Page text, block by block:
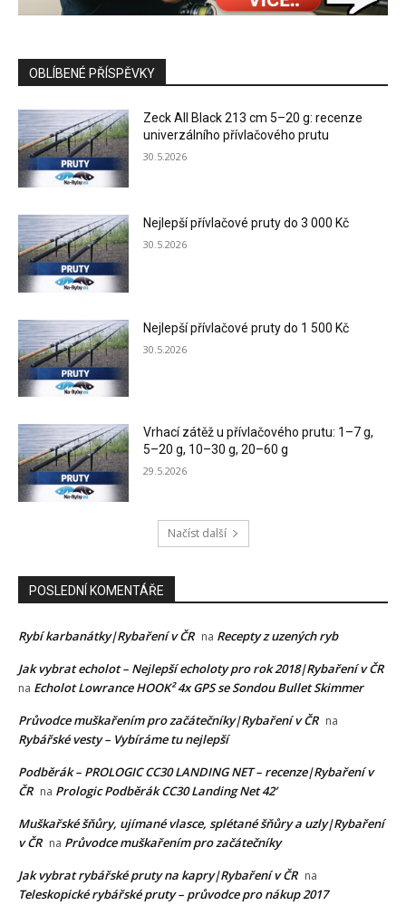
OBLÍBENÉ PŘÍSPĚVKY
Zeck All Black 213 cm 5–20 g: recenze
univerzálního přívlačového prutu
30.5.2026
Nejlepší přívlačové pruty do 3 000 Kč
30.5.2026
Nejlepší přívlačové pruty do 1 500 Kč
30.5.2026
Vrhací zátěž u přívlačového prutu: 1–7 g,
5–20 g, 10–30 g, 20–60 g
29.5.2026
Načíst další
POSLEDNÍ KOMENTÁŘE
Rybí karbanátky|Rybaření v ČR na Recepty z uzených ryb
Jak vybrat echolot – Nejlepší echoloty pro rok 2018|Rybaření v ČR
na Echolot Lowrance HOOK² 4x GPS se Sondou Bullet Skimmer
Průvodce muškařením pro začátečníky|Rybaření v ČR na
Rybářské vesty – Vybíráme tu nejlepší
Podběrák – PROLOGIC CC30 LANDING NET – recenze|Rybaření v
ČR na Prologic Podběrák CC30 Landing Net 42’
Muškařské šňůry, ujímané vlasce, splétané šňůry a uzly|Rybaření
v ČR na Průvodce muškařením pro začátečníky
Jak vybrat rybářské pruty na kapry|Rybaření v ČR na
Teleskopické rybářské pruty – průvodce pro nákup 2017